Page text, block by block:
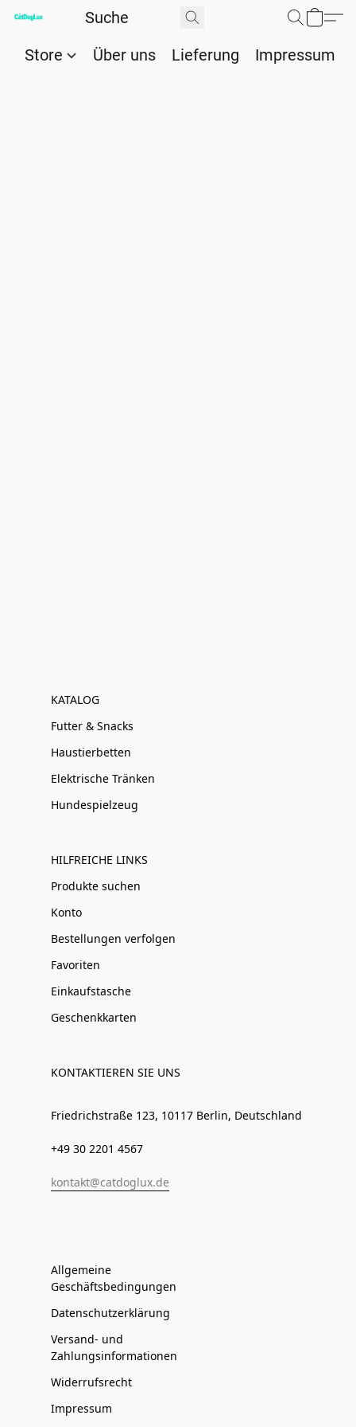
Store Über uns Lieferung Impressum
KATALOG
Futter & Snacks
Haustierbetten
Elektrische Tränken
Hundespielzeug
HILFREICHE LINKS
Produkte suchen
Konto
Bestellungen verfolgen
Favoriten
Einkaufstasche
Geschenkkarten
KONTAKTIEREN SIE UNS
Friedrichstraße 123, 10117 Berlin, Deutschland
+49 30 2201 4567
kontakt@catdoglux.de
Allgemeine
Geschäftsbedingungen
Datenschutzerklärung
Versand- und
Zahlungsinformationen
Widerrufsrecht
Impressum